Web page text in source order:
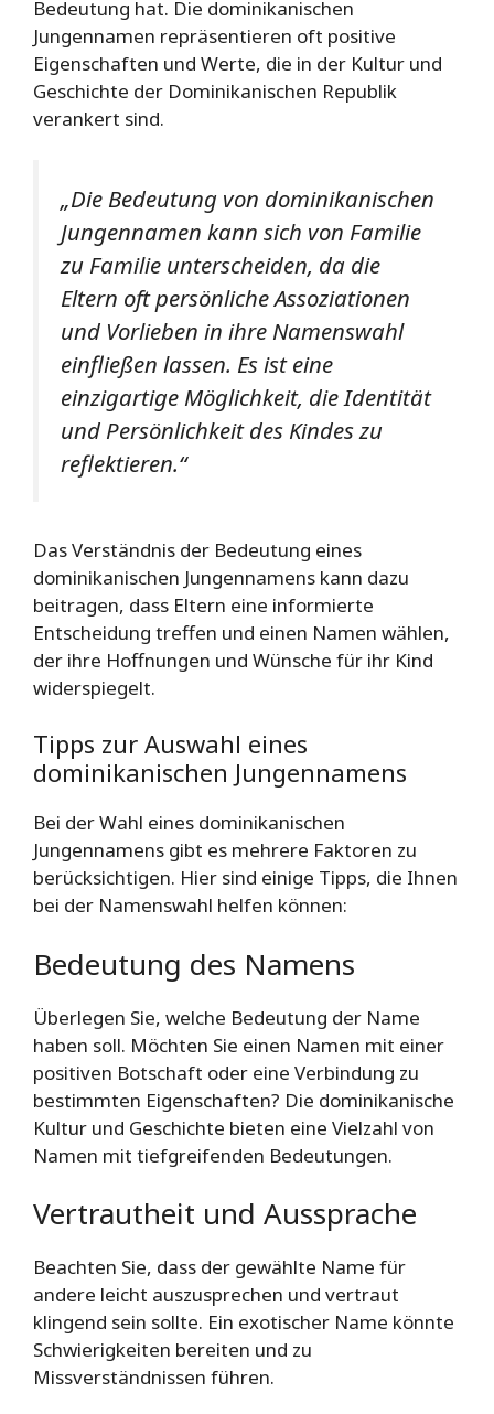
Bedeutung hat. Die dominikanischen
Jungennamen repräsentieren oft positive
Eigenschaften und Werte, die in der Kultur und
Geschichte der Dominikanischen Republik
verankert sind.
„Die Bedeutung von dominikanischen
Jungennamen kann sich von Familie
zu Familie unterscheiden, da die
Eltern oft persönliche Assoziationen
und Vorlieben in ihre Namenswahl
einfließen lassen. Es ist eine
einzigartige Möglichkeit, die Identität
und Persönlichkeit des Kindes zu
reflektieren.“
Das Verständnis der Bedeutung eines
dominikanischen Jungennamens kann dazu
beitragen, dass Eltern eine informierte
Entscheidung treffen und einen Namen wählen,
der ihre Hoffnungen und Wünsche für ihr Kind
widerspiegelt.
Tipps zur Auswahl eines
dominikanischen Jungennamens
Bei der Wahl eines dominikanischen
Jungennamens gibt es mehrere Faktoren zu
berücksichtigen. Hier sind einige Tipps, die Ihnen
bei der Namenswahl helfen können:
Bedeutung des Namens
Überlegen Sie, welche Bedeutung der Name
haben soll. Möchten Sie einen Namen mit einer
positiven Botschaft oder eine Verbindung zu
bestimmten Eigenschaften? Die dominikanische
Kultur und Geschichte bieten eine Vielzahl von
Namen mit tiefgreifenden Bedeutungen.
Vertrautheit und Aussprache
Beachten Sie, dass der gewählte Name für
andere leicht auszusprechen und vertraut
klingend sein sollte. Ein exotischer Name könnte
Schwierigkeiten bereiten und zu
Missverständnissen führen.